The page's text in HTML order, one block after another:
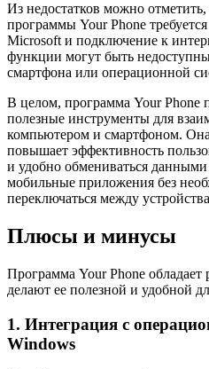
Из недостатков можно
программы Your Phone
Microsoft и подключение к
функции могут быть
смартфона или операционной
В целом, программа Your Phone
полезные инструменты для
компьютером и смартфоном. Она
повышает эффективность
и удобно обмениваться
мобильные приложения без
переключаться между
Плюсы и минусы
Программа Your Phone
делают ее полезной и удобной
1. Интеграция с
Windows